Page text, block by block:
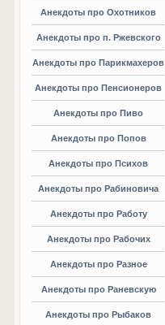
Анекдоты про Охотников
Анекдоты про п. Ржевского
Анекдоты про Парикмахеров
Анекдоты про Пенсионеров
Анекдоты про Пиво
Анекдоты про Попов
Анекдоты про Психов
Анекдоты про Рабиновича
Анекдоты про Работу
Анекдоты про Рабочих
Анекдоты про Разное
Анекдоты про Раневскую
Анекдоты про Рыбаков